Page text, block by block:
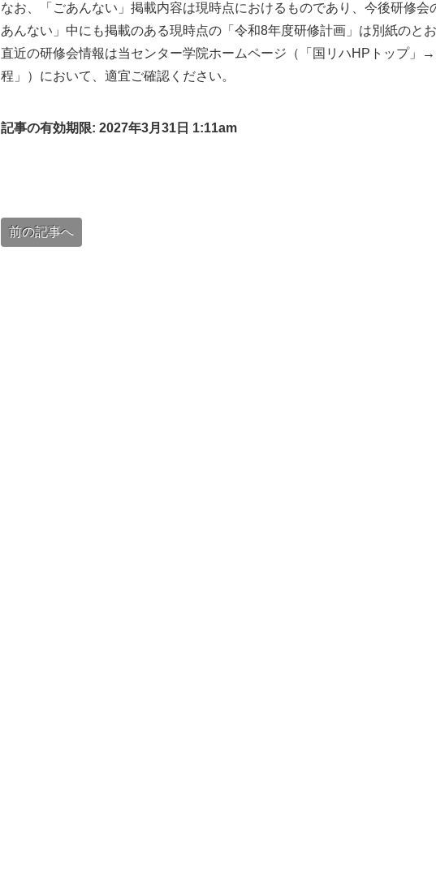
なお、「ごあんない」掲載内容は現時点におけるものであり、今後研修
あんない」中にも掲載のある現時点の「令和8年度研修計画」は別紙のとお
直近の研修会情報は当センター学院ホームページ（「国リハHPトップ
程」）において、適宜ご確認ください。
記事の有効期限: 2027年3月31日 1:11am
前の記事へ